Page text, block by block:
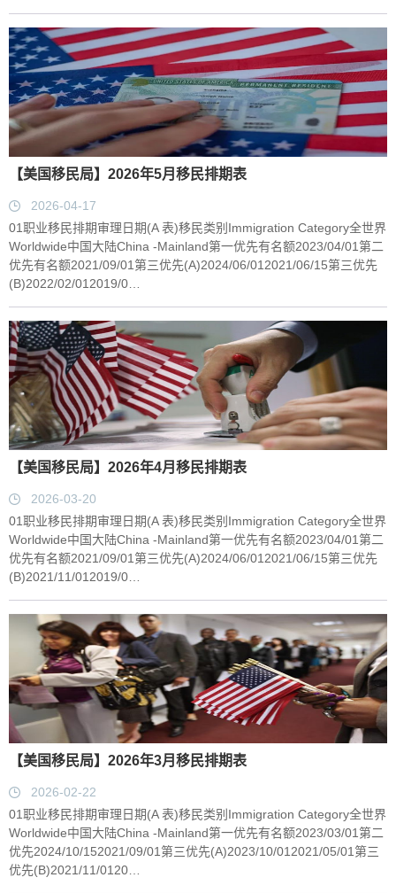
【美国移民局】2026年5月移民排期表
2026-04-17
01职业移民排期审理日期(A 表)移民类别Immigration Category全世界
Worldwide中国大陆China -Mainland第一优先有名额2023/04/01第二
优先有名额2021/09/01第三优先(A)2024/06/012021/06/15第三优先
(B)2022/02/012019/0…
【美国移民局】2026年4月移民排期表
2026-03-20
01职业移民排期审理日期(A 表)移民类别Immigration Category全世界
Worldwide中国大陆China -Mainland第一优先有名额2023/04/01第二
优先有名额2021/09/01第三优先(A)2024/06/012021/06/15第三优先
(B)2021/11/012019/0…
【美国移民局】2026年3月移民排期表
2026-02-22
01职业移民排期审理日期(A 表)移民类别Immigration Category全世界
Worldwide中国大陆China -Mainland第一优先有名额2023/03/01第二
优先2024/10/152021/09/01第三优先(A)2023/10/012021/05/01第三
优先(B)2021/11/0120…